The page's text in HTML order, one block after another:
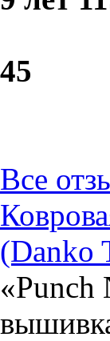
45
Все
(Danko
«Punch